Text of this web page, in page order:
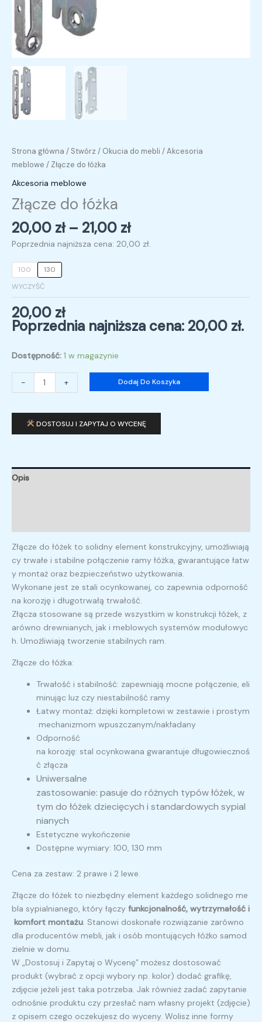
Strona główna / Stwórz / Okucia do mebli /Akcesoria
meblowe / Złącze do łóżka
Akcesoria meblowe
Złącze do łóżka
20,00 zł – 21,00 zł
Poprzednia najniższa cena: 20,00 zł
100
130
WYCZYŚĆ
20,00 zł
Poprzednia najniższa cena: 20,00 zł.
Dostępność: 1 w magazynie
- + Dodaj Do Koszyka
DOSTOSUJ I ZAPYTAJ O WYCENĘ
Opis
Złącze do łóżek to solidny element konstrukcyjny, umożliwiają
cy trwałe i stabilne połączenie ramy łóżka, gwarantujące łatw
y montaż oraz bezpieczeństwo użytkowania.
Wykonane jest ze stali ocynkowanej, co zapewnia odporność
na korozję i długotrwałą trwałość.
Złącza stosowane są przede wszystkim w konstrukcji łóżek, z
arówno drewnianych, jak i meblowych systemów modułowyc
h. Umożliwiają tworzenie stabilnych ram.
Złącze do łóżka:
Trwałość i stabilność: zapewniają mocne połączenie, eli
minując luz czy niestabilność ramy
Łatwy montaż: dzięki kompletowi w zestawie i prostym
mechanizmom wpuszczanym/nakładany
Odporność
na korozję: stal ocynkowana gwarantuje długowiecznoś
ć złącza
Uniwersalne
zastosowanie: pasuje do różnych typówłóżek, w
tym do łóżek dziecięcych i standardowych sypial
nianych
Estetyczne wykończenie
Dostępne wymiary: 100, 130 mm
Cena za zestaw: 2 prawe i 2 lewe.
Złącze do łóżek to niezbędny element każdego solidnego me
bla sypialnianego, który łączy funkcjonalność, wytrzymałość i
komfort montażu. Stanowi doskonałe rozwiązanie zarówno
dla producentów mebli, jak i osób montujących łóżko samod
zielnie w domu.
W „Dostosuj i Zapytaj o Wycenę” możesz dostosować
produkt (wybrać z opcji wybory np. kolor) dodać grafikę,
zdjęcie jeżeli jest taka potrzeba. Jak również zadać zapytanie
odnośnie produktu czy przesłać nam własny projekt (zdjęcie)
z opisem czego oczekujesz do wyceny. Wolisz inne formy